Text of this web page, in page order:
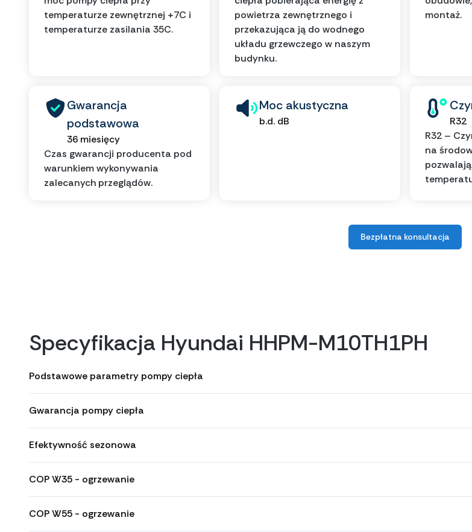
temperaturze zewnętrznej +7C i
temperaturze zasilania 35C.
powietrza zewnętrznego i
przekazująca ją do wodnego
układu grzewczego w naszym
budynku.
montaż.
Gwarancja
podstawowa
36 miesięcy
Czas gwarancji producenta pod
warunkiem wykonywania
zalecanych przeglądów.
Moc akustyczna
b.d. dB
R32
R32 –
na
Bezpłatna konsultacja
Specyfikacja Hyundai HHPM-M10TH1PH
Podstawowe parametry pompy ciepła
Gwarancja pompy ciepła
Efektywność sezonowa
COP W35 - ogrzewanie
COP W55 - ogrzewanie